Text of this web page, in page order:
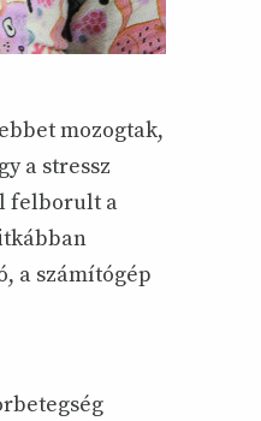
mozogtak,
a stressz
felborult a
a számítógép